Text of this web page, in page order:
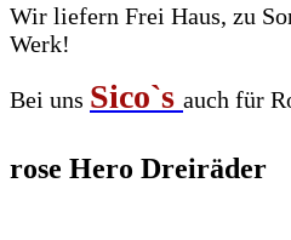
Wir liefern Frei Haus, zu
Werk!
Bei uns Sico`s auch für
rose Hero Dreiräder